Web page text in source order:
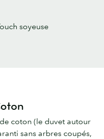
soyeuse
coton (le duvet autour
sans arbres coupés,